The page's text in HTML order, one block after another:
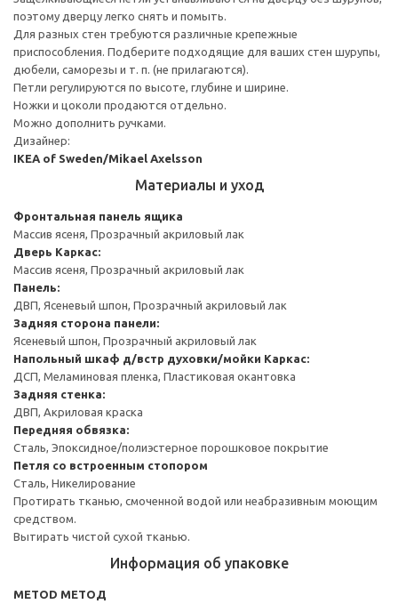
поэтому дверцу легко снять и помыть.
Для разных стен требуются различные крепежные
приспособления. Подберите подходящие для ваших стен шурупы,
дюбели, саморезы и т. п. (не прилагаются).
Петли регулируются по высоте, глубине и ширине.
Ножки и цоколи продаются отдельно.
Можно дополнить ручками.
Дизайнер:
IKEA of Sweden/Mikael Axelsson
Материалы и уход
Фронтальная панель ящика
Массив ясеня, Прозрачный акриловый лак
Дверь Каркас:
Массив ясеня, Прозрачный акриловый лак
Панель:
ДВП, Ясеневый шпон, Прозрачный акриловый лак
Задняя сторона панели:
Ясеневый шпон, Прозрачный акриловый лак
Напольный шкаф д/встр духовки/мойки Каркас:
ДСП, Меламиновая пленка, Пластиковая окантовка
Задняя стенка:
ДВП, Акриловая краска
Передняя обвязка:
Сталь, Эпоксидное/полиэстерное порошковое покрытие
Петля со встроенным стопором
Сталь, Никелирование
Протирать тканью, смоченной водой или неабразивным моющим
средством.
Вытирать чистой сухой тканью.
Информация об упаковке
METOD МЕТОД